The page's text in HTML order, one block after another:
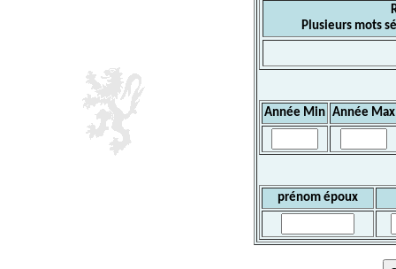
Plusieurs mots
Année Min Année Max
prénom époux